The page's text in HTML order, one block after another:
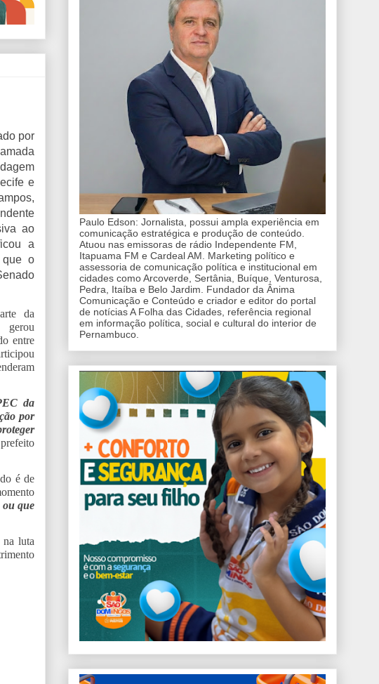
por
e
ao
a
que o
da
entre
da
por
é de
ou que
na luta
Paulo Edson: Jornalista, possui ampla experiência em
comunicação estratégica e produção de conteúdo.
Atuou nas emissoras de rádio Independente FM,
Itapuama FM e Cardeal AM. Marketing político e
assessoria de comunicação política e institucional em
cidades como Arcoverde, Sertânia, Buíque, Venturosa,
Pedra, Itaíba e Belo Jardim. Fundador da Ânima
Comunicação e Conteúdo e criador e editor do portal
de notícias A Folha das Cidades, referência regional
em informação política, social e cultural do interior de
Pernambuco.